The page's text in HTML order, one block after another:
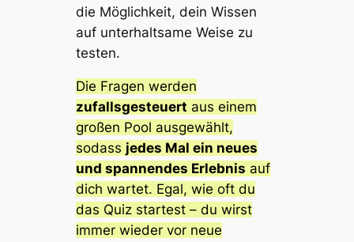
die Möglichkeit, dein Wissen
auf unterhaltsame Weise zu
testen.
Die Fragen werden
zufallsgesteuert aus einem
großen Pool ausgewählt,
sodass jedes Mal ein neues
und spannendes Erlebnis auf
dich wartet. Egal, wie oft du
das Quiz startest – du wirst
immer wieder vor neue